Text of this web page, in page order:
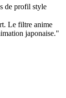
de profil style
Le filtre anime
japonaise."